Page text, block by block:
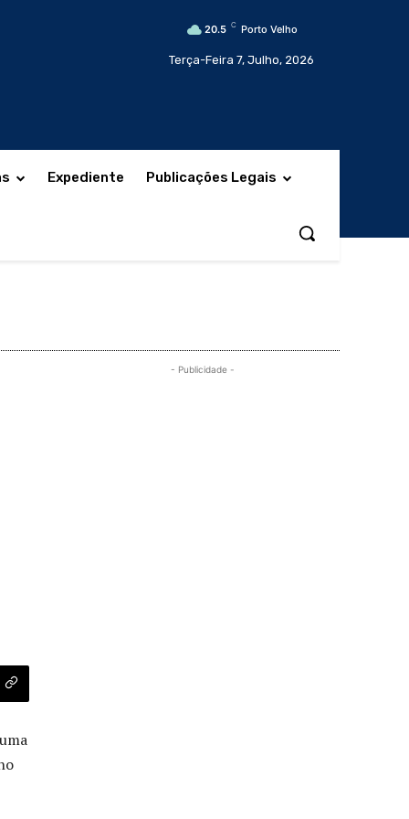
20.5 C Porto Velho
Terça-Feira 7, Julho, 2026
Expediente Publicações Legais
- Publicidade -